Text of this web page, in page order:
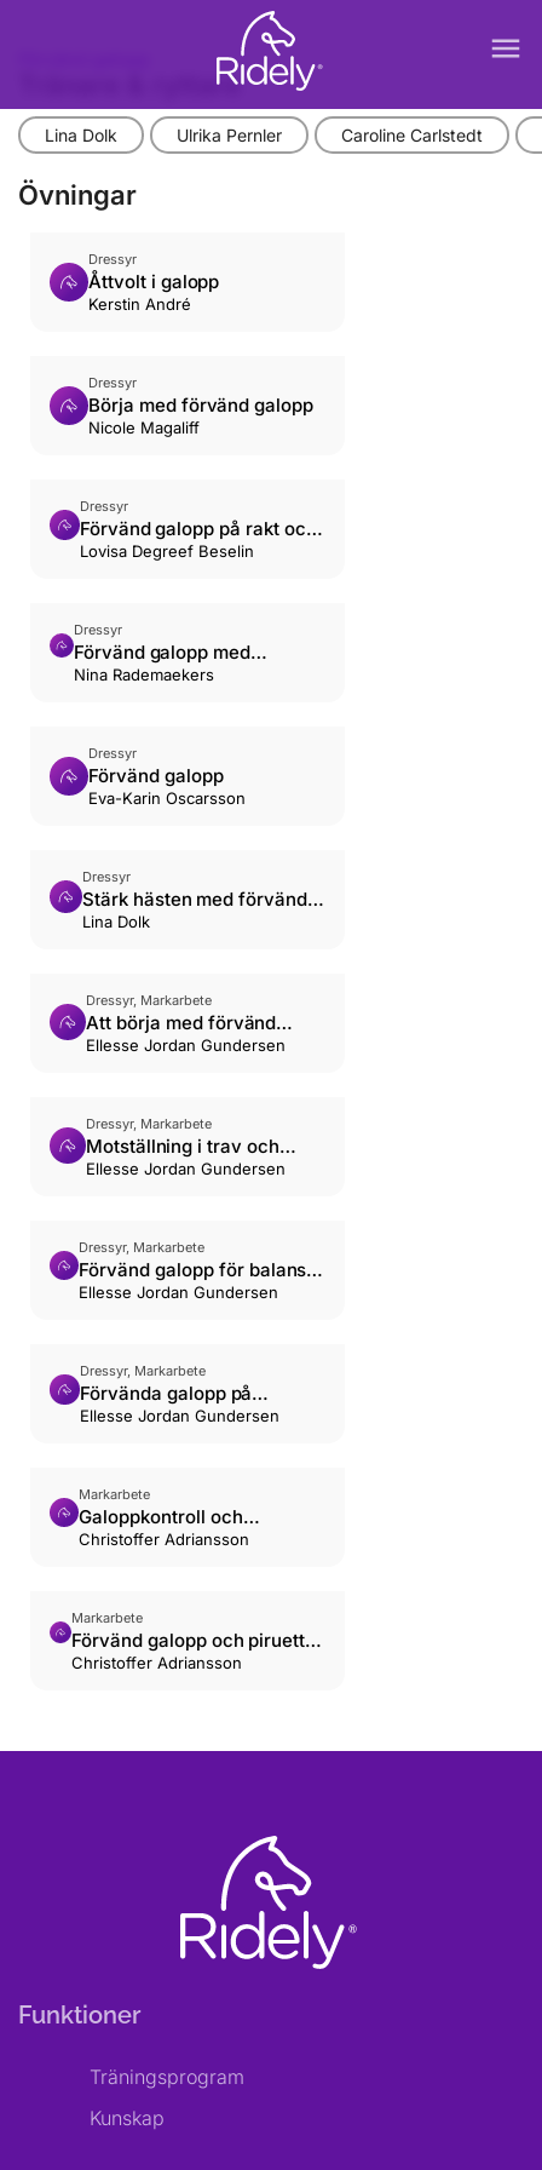
menu
Tränare & ryttare
Lina Dolk Ulrika Pernler Caroline Carlstedt
Övningar
Dressyr
Åttvolt i galopp
Kerstin André
Dressyr
Börja med förvänd galopp
Nicole Magaliff
Dressyr
Förvänd galopp på rakt och
böjt spår
Lovisa Degreef Beselin
Dressyr
Förvänd galopp med
skänkelvikning och öppna
Nina Rademaekers
Dressyr
Förvänd galopp
Eva-Karin Oscarsson
Dressyr
Stärk hästen med förvänd
galopp
Lina Dolk
Dressyr, Markarbete
Att börja med förvänd
galopp
Ellesse Jordan Gundersen
Dressyr, Markarbete
Motställning i trav och
galopp
Ellesse Jordan Gundersen
Dressyr, Markarbete
Förvänd galopp för balans
och styrka
Ellesse Jordan Gundersen
Dressyr, Markarbete
Förvända galopp på
avancerad nivå
Ellesse Jordan Gundersen
Markarbete
Galoppkontroll och
reaktionsförmåga
Christoffer Adriansson
Markarbete
Förvänd galopp och piruett-
prepp: Slalomen (Del 5)
Christoffer Adriansson
Funktioner
Träningsprogram
Kunskap